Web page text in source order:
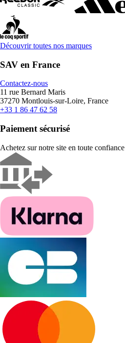
Découvrir toutes nos marques
SAV en France
Contactez-nous
11 rue Bernard Maris
37270 Montlouis-sur-Loire, France
+33 1 86 47 62 58
Paiement sécurisé
Achetez sur notre site en toute confiance